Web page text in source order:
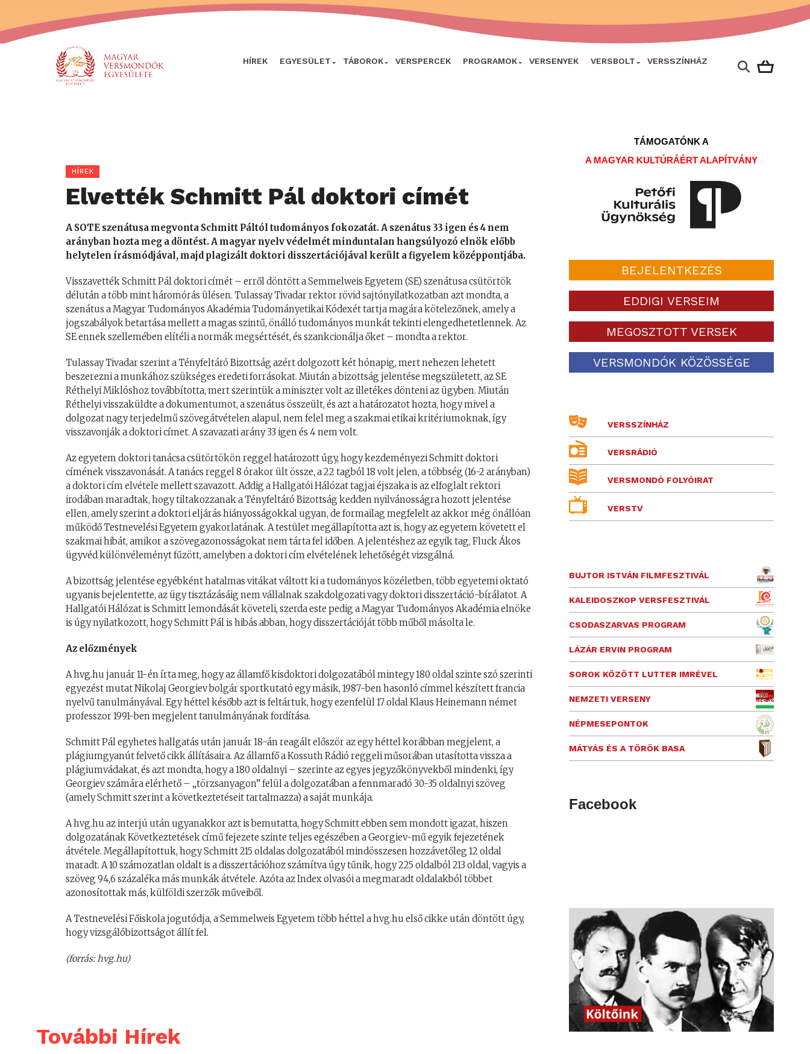
HÍREK EGYESÜLET TÁBOROK VERSPERCEK PROGRAMOK VERSENYEK VERSBOLT VERSSZÍNHÁZ
HÍREK
Elvették Schmitt Pál doktori címét
A SOTE szenátusa megvonta Schmitt Páltól tudományos fokozatát. A szenátus 33 igen és 4 nem
arányban hozta meg a döntést. A magyar nyelv védelmét minduntalan hangsúlyozó elnök előbb
helytelen írásmódjával, majd plagizált doktori disszertációjával került a figyelem középpontjába.
Visszavették Schmitt Pál doktori címét – erről döntött a Semmelweis Egyetem (SE) szenátusa csütörtök
délután a több mint háromórás ülésen. Tulassay Tivadar rektor rövid sajtónyilatkozatban azt mondta, a
szenátus a Magyar Tudományos Akadémia Tudományetikai Kódexét tartja magára kötelezőnek, amely a
jogszabályok betartása mellett a magas szintű, önálló tudományos munkát tekinti elengedhetetlennek. Az
SE ennek szellemében elítéli a normák megsértését, és szankcionálja őket – mondta a rektor.
Tulassay Tivadar szerint a Tényfeltáró Bizottság azért dolgozott két hónapig, mert nehezen lehetett
beszerezni a munkához szükséges eredeti forrásokat. Miután a bizottság jelentése megszületett, az SE
Réthelyi Miklóshoz továbbította, mert szerintük a miniszter volt az illetékes dönteni az ügyben. Miután
Réthelyi visszaküldte a dokumentumot, a szenátus összeült, és azt a határozatot hozta, hogy mivel a
dolgozat nagy terjedelmű szövegátvételen alapul, nem felel meg a szakmai etikai kritériumoknak, így
visszavonják a doktori címet. A szavazati arány 33 igen és 4 nem volt.
Az egyetem doktori tanácsa csütörtökön reggel határozott úgy, hogy kezdeményezi Schmitt doktori
címének visszavonását. A tanács reggel 8 órakor ült össze, a 22 tagból 18 volt jelen, a többség (16-2 arányban)
a doktori cím elvétele mellett szavazott. Addig a Hallgatói Hálózat tagjai éjszaka is az elfoglalt rektori
irodában maradtak, hogy tiltakozzanak a Tényfeltáró Bizottság kedden nyilvánosságra hozott jelentése
ellen, amely szerint a doktori eljárás hiányosságokkal ugyan, de formailag megfelelt az akkor még önállóan
működő Testnevelési Egyetem gyakorlatának. A testület megállapította azt is, hogy az egyetem követett el
szakmai hibát, amikor a szövegazonosságokat nem tárta fel időben. A jelentéshez az egyik tag, Fluck Ákos
ügyvéd különvéleményt fűzött, amelyben a doktori cím elvételének lehetőségét vizsgálná.
A bizottság jelentése egyébként hatalmas vitákat váltott ki a tudományos közéletben, több egyetemi oktató
ugyanis bejelentette, az ügy tisztázásáig nem vállalnak szakdolgozati vagy doktori disszertáció-bírálatot. A
Hallgatói Hálózat is Schmitt lemondását követeli, szerda este pedig a Magyar Tudományos Akadémia elnöke
is úgy nyilatkozott, hogy Schmitt Pál is hibás abban, hogy disszertációját több műből másolta le.
Az előzmények
A hvg.hu január 11-én írta meg, hogy az államfő kisdoktori dolgozatából mintegy 180 oldal szinte szó szerinti
egyezést mutat Nikolaj Georgiev bolgár sportkutató egy másik, 1987-ben hasonló címmel készített francia
nyelvű tanulmányával. Egy héttel később azt is feltártuk, hogy ezenfelül 17 oldal Klaus Heinemann német
professzor 1991-ben megjelent tanulmányának fordítása.
Schmitt Pál egyhetes hallgatás után január 18-án reagált először az egy héttel korábban megjelent, a
plágiumgyanút felvető cikk állításaira. Az államfő a Kossuth Rádió reggeli műsorában utasította vissza a
plágiumvádakat, és azt mondta, hogy a 180 oldalnyi – szerinte az egyes jegyzőkönyvekből mindenki, így
Georgiev számára elérhető – „törzsanyagon” felül a dolgozatában a fennmaradó 30-35 oldalnyi szöveg
(amely Schmitt szerint a következtetéseit tartalmazza) a saját munkája.
A hvg.hu az interjú után ugyanakkor azt is bemutatta, hogy Schmitt ebben sem mondott igazat, hiszen
dolgozatának Következtetések című fejezete szinte teljes egészében a Georgiev-mű egyik fejezetének
átvétele. Megállapítottuk, hogy Schmitt 215 oldalas dolgozatából mindösszesen hozzávetőleg 12 oldal
maradt. A 10 számozatlan oldalt is a disszertációhoz számítva úgy tűnik, hogy 225 oldalból 213 oldal, vagyis a
szöveg 94,6 százaléka más munkák átvétele. Azóta az Index olvasói a megmaradt oldalakból többet
azonosítottak más, külföldi szerzők műveiből.
A Testnevelési Főiskola jogutódja, a Semmelweis Egyetem több héttel a hvg.hu első cikke után döntött úgy,
hogy vizsgálóbizottságot állít fel.
(forrás: hvg.hu)
További Hírek
TÁMOGATÓNK A
A MAGYAR KULTÚRÁÉRT ALAPÍTVÁNY
BEJELENTKEZÉS
EDDIGI VERSEIM
MEGOSZTOTT VERSEK
VERSMONDÓK KÖZÖSSÉGE
VERSSZÍNHÁZ
VERSRÁDIÓ
VERSMONDÓ FOLYÓIRAT
VERSTV
BUJTOR ISTVÁN FILMFESZTIVÁL
KALEIDOSZKOP VERSFESZTIVÁL
CSODASZARVAS PROGRAM
LÁZÁR ERVIN PROGRAM
SOROK KÖZÖTT LUTTER IMRÉVEL
NEMZETI VERSENY
NÉPMESEPONTOK
MÁTYÁS ÉS A TÖRÖK BASA
Facebook